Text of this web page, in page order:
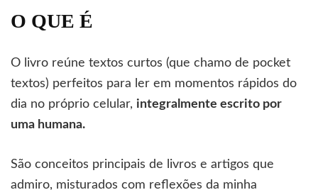
O QUE É
O livro reúne textos curtos (que chamo de pocket
textos) perfeitos para ler em momentos rápidos do
dia no próprio celular, integralmente escrito por
uma humana.
São conceitos principais de livros e artigos que
admiro, misturados com reflexões da minha